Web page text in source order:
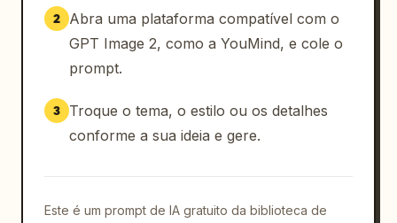
      "english_label": "Bull Demon King",
      "visuals": "minotauro feroz de pele
azul com chifres pretos, cabelo vermelho,
vestindo armadura e um cachecol vermelho"
    }
  ]
2
Abra uma plataforma compatível com o
GPT Image 2, como a YouMind, e cole o
prompt.
3
Troque o tema, o estilo ou os detalhes
conforme a sua ideia e gere.
Este é um prompt de IA gratuito da biblioteca de